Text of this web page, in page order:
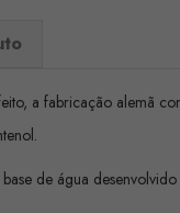
a fabricação alemã
de água